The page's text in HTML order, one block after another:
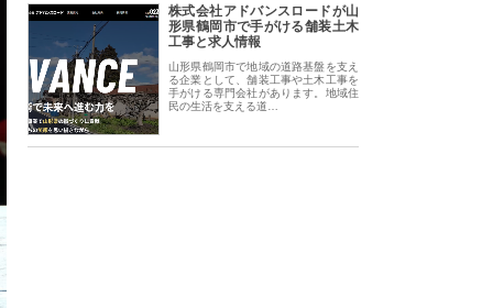
株式会社アドバンスロードが山
形県鶴岡市で手がける舗装土木
工事と求人情報
山形県鶴岡市で地域の道路基盤を支え
る企業として、舗装工事や土木工事を
手がける専門会社があります。地域住
民の生活を支える道…